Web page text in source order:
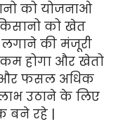
को योजनाओ
को खेत
की मंजूरी
होगा और खेतो
और फसल अधिक
उठाने के लिए
रहे |